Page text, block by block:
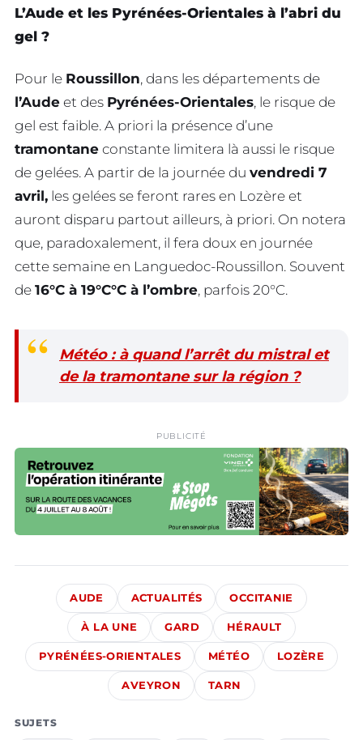
L’Aude et les Pyrénées-Orientales à l’abri du
gel ?
Pour le Roussillon, dans les départements de
l’Aude et des Pyrénées-Orientales, le risque de
gel est faible. A priori la présence d’une
tramontane constante limitera là aussi le risque
de gelées. A partir de la journée du vendredi 7
avril, les gelées se feront rares en Lozère et
auront disparu partout ailleurs, à priori. On notera
que, paradoxalement, il fera doux en journée
cette semaine en Languedoc-Roussillon. Souvent
de 16°C à 19°C°C à l’ombre, parfois 20°C.
Météo : à quand l’arrêt du mistral et
de la tramontane sur la région ?
PUBLICITÉ
AUDE ACTUALITÉS OCCITANIE
À LA UNE GARD HÉRAULT
PYRÉNÉES-ORIENTALES MÉTÉO LOZÈRE
AVEYRON TARN
SUJETS